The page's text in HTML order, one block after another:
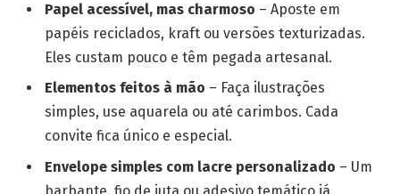
Papel acessível, mas charmoso – Aposte em
papéis reciclados, kraft ou versões texturizadas.
Eles custam pouco e têm pegada artesanal.
Elementos feitos à mão – Faça ilustrações
simples, use aquarela ou até carimbos. Cada
convite fica único e especial.
Envelope simples com lacre personalizado – Um
barbante, fio de juta ou adesivo temático já